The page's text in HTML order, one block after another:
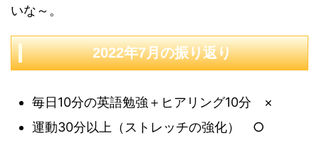
いな～。
2022年7月の振り返り
毎日10分の英語勉強＋ヒアリング10分 ×
運動30分以上（ストレッチの強化） ○